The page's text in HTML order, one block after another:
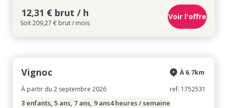
12,31 € brut / h
Soit 209,27 € brut / mois
Voir l'offre
Vignoc
À partir du 2 septembre 2026
À 6.7km
ref. 1752531
3 enfants, 5 ans, 7 ans, 9 ans4 heures / semaine